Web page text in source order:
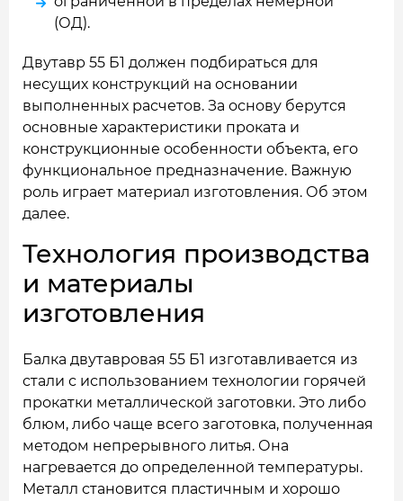
(ОД).
Двутавр 55 Б1 должен подбираться для
несущих конструкций на основании
выполненных расчетов. За основу берутся
основные характеристики проката и
конструкционные особенности объекта, его
функциональное предназначение. Важную
роль играет материал изготовления. Об этом
далее.
Технология производства
и материалы
изготовления
Балка двутавровая 55 Б1 изготавливается из
стали с использованием технологии горячей
прокатки металлической заготовки. Это либо
блюм, либо чаще всего заготовка, полученная
методом непрерывного литья. Она
нагревается до определенной температуры.
Металл становится пластичным и хорошо